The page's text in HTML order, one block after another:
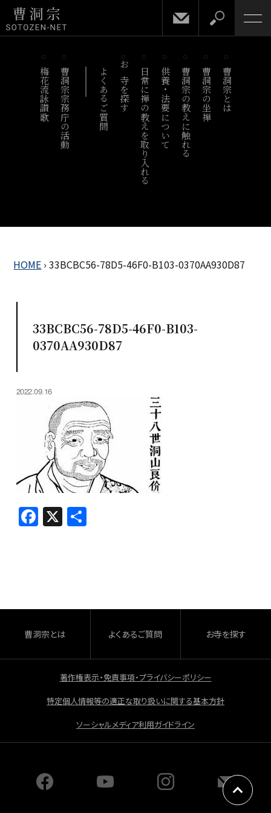
梅花流詠讃歌 曹洞宗宗務庁の活動 よくあるご質問 お寺を探す 日常に禅の教えを取り入れる供養・法要について曹洞宗の教えに触れる 曹洞宗の坐禅 曹洞宗とは
HOME › 33BCBC56-78D5-46F0-B103-0370AA930D87
33BCBC56-78D5-46F0-B103-
0370AA930D87
2022.09.16
F
a
o
o
k
X 共
曹洞宗とは よくあるご質問 お寺を探す
著作権表示・免責事項・プライバシーポリシー
特定個人情報等の適正な取り扱いに関する基本方針
ソーシャルメディア利用ガイドライン